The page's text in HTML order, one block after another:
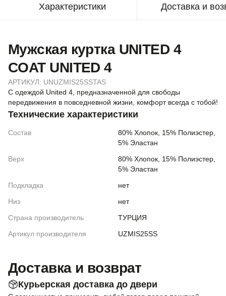
Характеристики Доставка и
Мужская куртка UNITED 4
COAT UNITED 4
АРТИКУЛ: UNUZMIS25SSTAS
С одеждой United 4, предназначенной для свободы
передвижения в повседневной жизни, комфорт всегда с тобой!
Технические характеристики
Состав
80% Хлопок, 15% Полиэстер,
5% Эластан
Верх
80% Хлопок, 15% Полиэстер,
5% Эластан
Подкладка
нет
Низ
нет
Страна производитель
ТУРЦИЯ
Артикул производителя
UZMIS25SS
Доставка и возврат
Курьерская доставка до двери